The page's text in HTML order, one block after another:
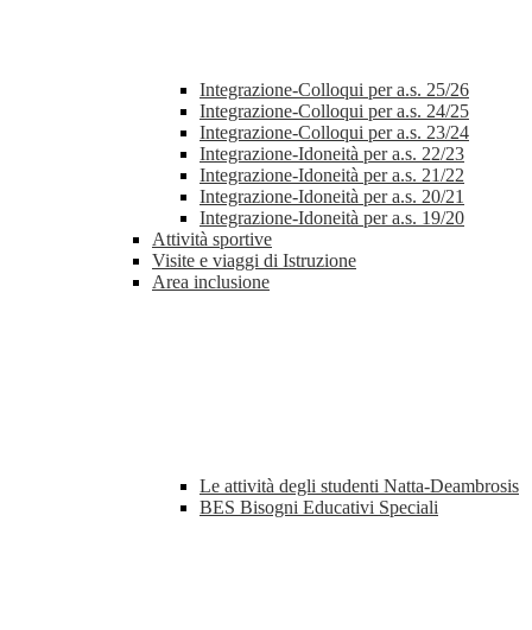
Integrazione-Colloqui per a.s. 25/26
Integrazione-Colloqui per a.s. 24/25
Integrazione-Colloqui per a.s. 23/24
Integrazione-Idoneità per a.s. 22/23
Integrazione-Idoneità per a.s. 21/22
Integrazione-Idoneità per a.s. 20/21
Integrazione-Idoneità per a.s. 19/20
Attività sportive
Visite e viaggi di Istruzione
Area inclusione
Le attività degli studenti Natta-Deambrosis
BES Bisogni Educativi Speciali